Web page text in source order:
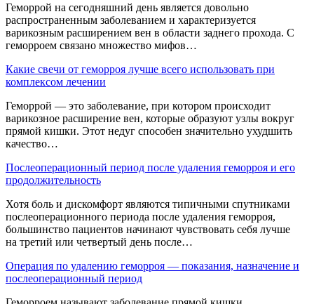
Геморрой на сегодняшний день является довольно
распространенным заболеванием и характеризуется
варикозным расширением вен в области заднего прохода. С
геморроем связано множество мифов…
Какие свечи от геморроя лучше всего использовать при
комплексом лечении
Геморрой — это заболевание, при котором происходит
варикозное расширение вен, которые образуют узлы вокруг
прямой кишки. Этот недуг способен значительно ухудшить
качество…
Послеоперационный период после удаления геморроя и его
продолжительность
Хотя боль и дискомфорт являются типичными спутниками
послеоперационного периода после удаления геморроя,
большинство пациентов начинают чувствовать себя лучше
на третий или четвертый день после…
Операция по удалению геморроя — показания, назначение и
послеоперационный период